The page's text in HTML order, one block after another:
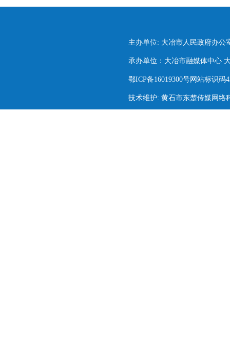
主办单位: 大冶市人民政府办公
承办单位：大冶市融媒体中心
鄂ICP备16019300号网站标识码
技术维护: 黄石市东楚传媒网络